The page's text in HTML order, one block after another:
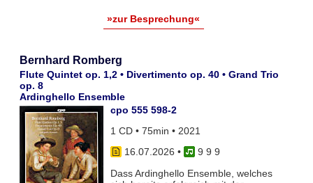
»zur Besprechung«
Bernhard Romberg
Flute Quintet op. 1,2 • Divertimento op. 40 • Grand Trio
op. 8
Ardinghello Ensemble
cpo 555 598-2
1 CD • 75min • 2021
16.07.2026 •
9 9 9
Dass Ardinghello Ensemble, welches